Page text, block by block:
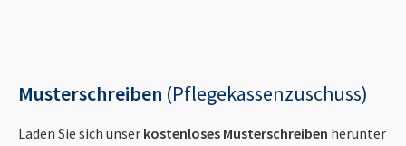
Musterschreiben (Pflegekassenzuschuss)
Laden Sie sich unser kostenloses Musterschreiben herunter